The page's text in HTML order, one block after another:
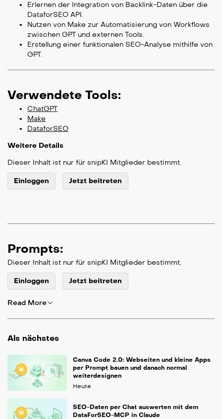
Erlernen der Integration von Backlink-Daten über die
DataforSEO API.
Nutzen von Make zur Automatisierung von Workflows
zwischen GPT und externen Tools.
Erstellung einer funktionalen SEO-Analyse mithilfe von
GPT.
Verwendete Tools:
ChatGPT
Make
DataforSEO
Weitere Details
Dieser Inhalt ist nur für snipKI Mitglieder bestimmt.
Einloggen Jetzt beitreten
Prompts:
Dieser Inhalt ist nur für snipKI Mitglieder bestimmt.
Einloggen Jetzt beitreten
Read More
Als nächstes
Canva Code 2.0: Webseiten und kleine Apps
per Prompt bauen und danach normal
weiterdesignen
Heute
SEO-Daten per Chat auswerten mit dem
DataForSEO-MCP in Claude